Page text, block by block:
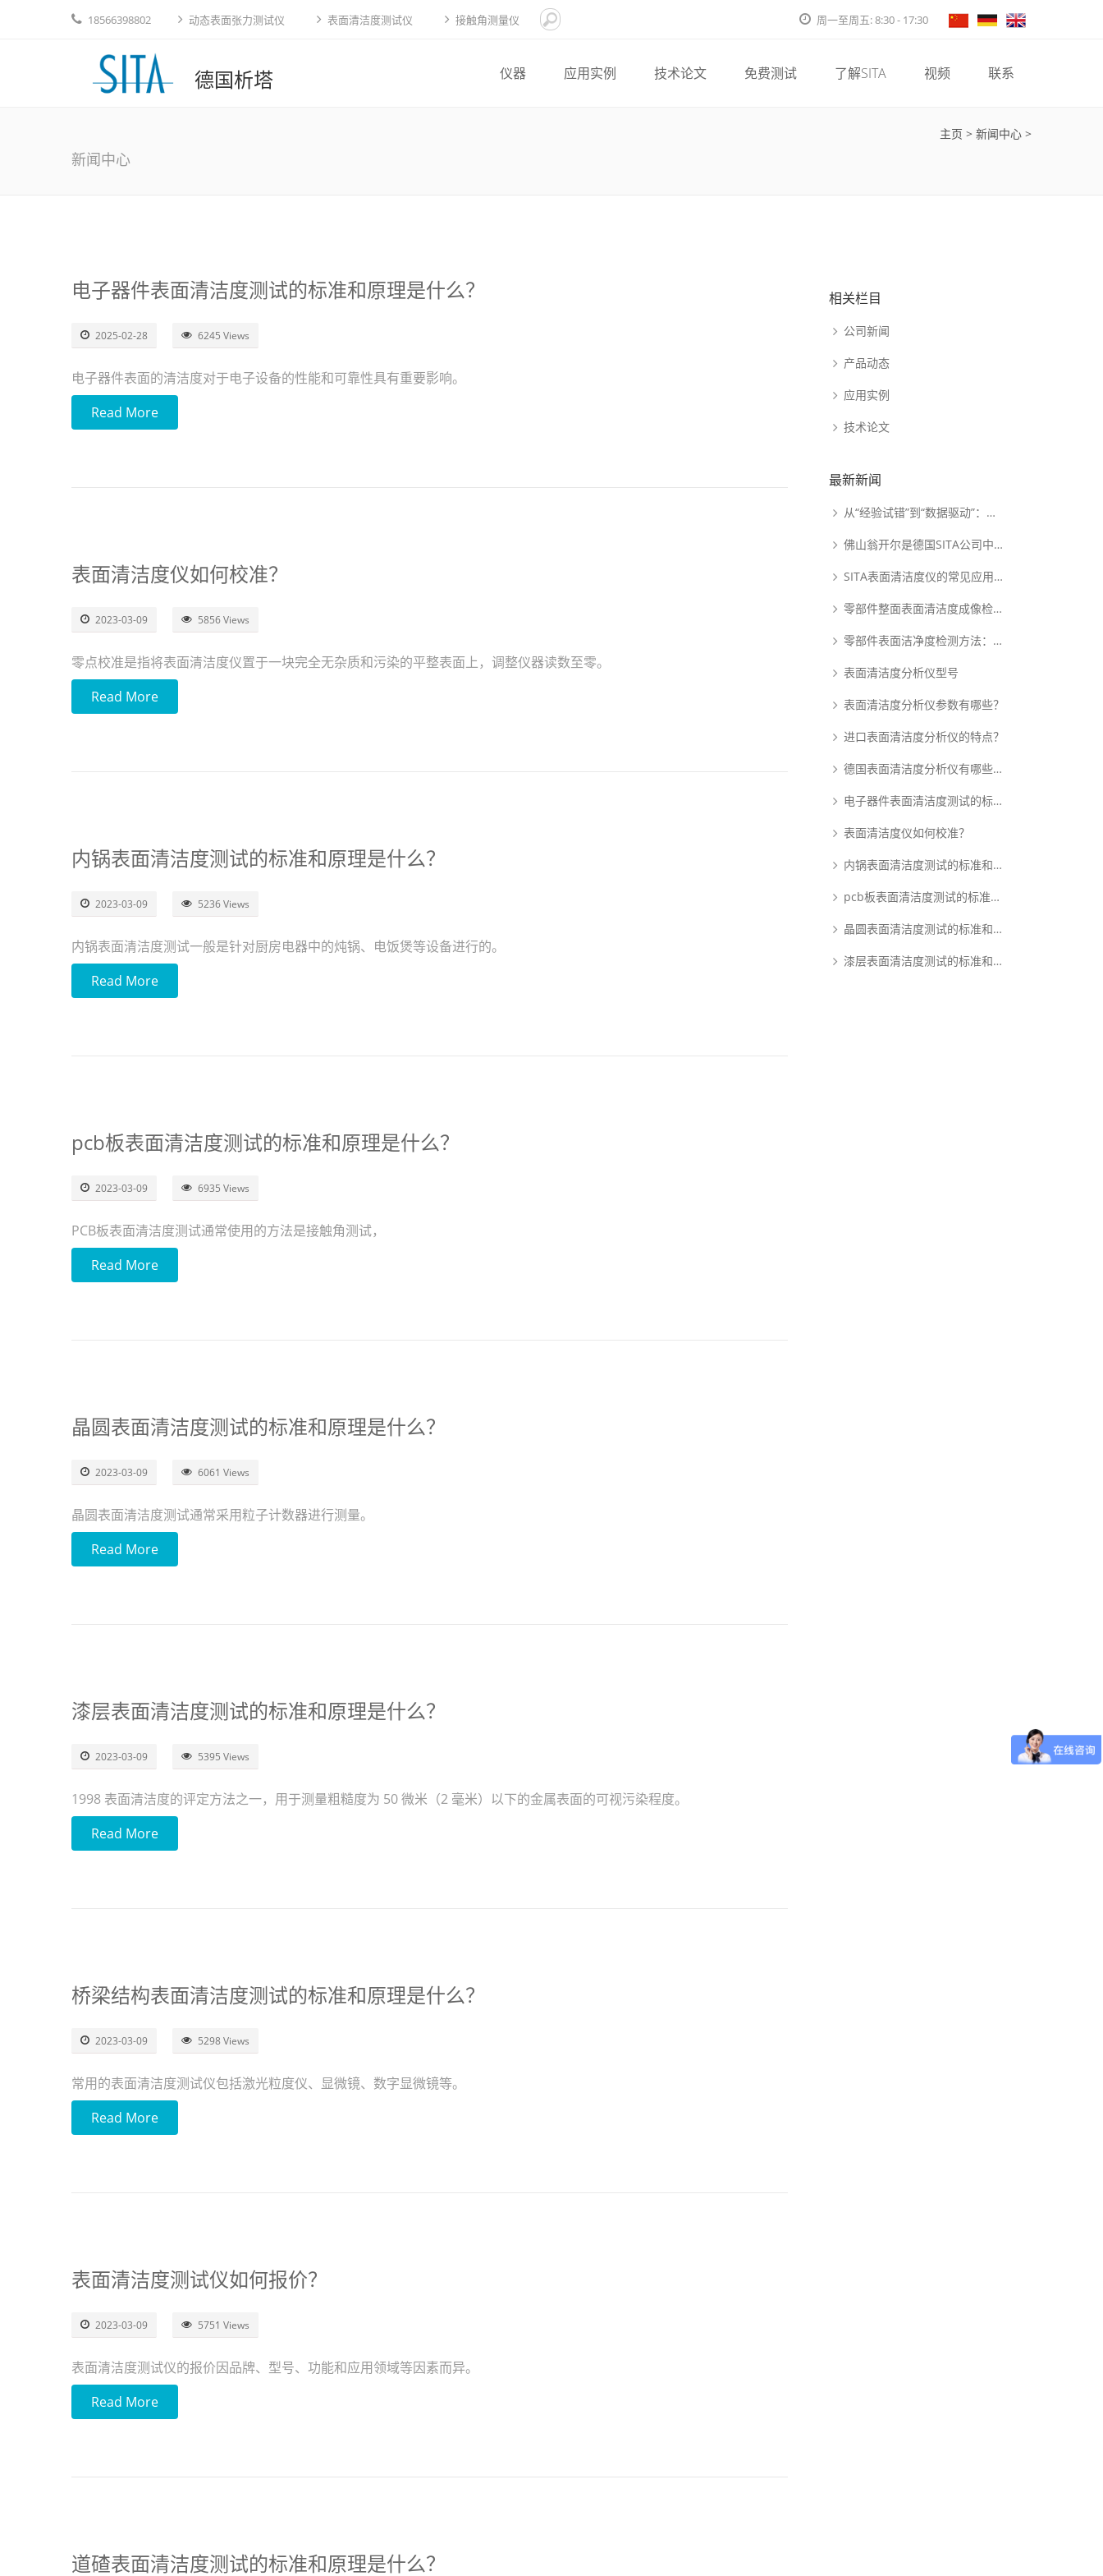
18566398802 动态表面张力测试仪 表面清洁度测试仪 接触角测量仪 周一至周五: 8:30 - 17:30
德国析塔 仪器 应用实例 技术论文 免费测试 了解SITA 视频 联系
新闻中心
主页 > 新闻中心>
电子器件表面清洁度测试的标准和原理是什么？
2025-02-28 6245 Views
电子器件表面的清洁度对于电子设备的性能和可靠性具有重要影响。
Read More
表面清洁度仪如何校准？
2023-03-09 5856 Views
零点校准是指将表面清洁度仪置于一块完全无杂质和污染的平整表面上，调整仪器读数至零。
Read More
内锅表面清洁度测试的标准和原理是什么？
2023-03-09 5236 Views
内锅表面清洁度测试一般是针对厨房电器中的炖锅、电饭煲等设备进行的。
Read More
pcb板表面清洁度测试的标准和原理是什么？
2023-03-09 6935 Views
PCB板表面清洁度测试通常使用的方法是接触角测试，
Read More
晶圆表面清洁度测试的标准和原理是什么？
2023-03-09 6061 Views
晶圆表面清洁度测试通常采用粒子计数器进行测量。
Read More
漆层表面清洁度测试的标准和原理是什么？
2023-03-09 5395 Views
1998 表面清洁度的评定方法之一，用于测量粗糙度为 50 微米（2 毫米）以下的金属表面的可视污染程度。
Read More
桥梁结构表面清洁度测试的标准和原理是什么？
2023-03-09 5298 Views
常用的表面清洁度测试仪包括激光粒度仪、显微镜、数字显微镜等。
Read More
表面清洁度测试仪如何报价？
2023-03-09 5751 Views
表面清洁度测试仪的报价因品牌、型号、功能和应用领域等因素而异。
Read More
道碴表面清洁度测试的标准和原理是什么？
相关栏目
公司新闻
产品动态
应用实例
技术论文
最新新闻
从“经验试错”到“数据驱动”：动态表面张力如何重塑PDLC涂布工艺逻辑
佛山翁开尔是德国SITA公司中国核心代理商
SITA表面清洁度仪的常见应用范围
零部件整面表面清洁度成像检测系统：析塔SITA FluoVision Qube
零部件表面洁净度检测方法：析塔清洁度检测仪
表面清洁度分析仪型号
表面清洁度分析仪参数有哪些？
进口表面清洁度分析仪的特点？
德国表面清洁度分析仪有哪些优点？
电子器件表面清洁度测试的标准和原理是什么？
表面清洁度仪如何校准？
内锅表面清洁度测试的标准和原理是什么？
pcb板表面清洁度测试的标准和原理是什么？
晶圆表面清洁度测试的标准和原理是什么？
漆层表面清洁度测试的标准和原理是什么？